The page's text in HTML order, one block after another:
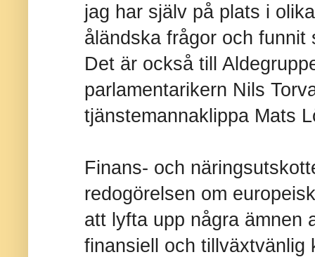
jag har själv på plats i
åländska frågor och
Det är också till
parlamentarikern Nils
tjänstemannaklippa Mats
Finans- och
redogörelsen om
att lyfta upp några ämnen
finansiell och tillväxtvänlig